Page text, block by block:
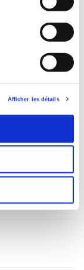
Afficher les détails
gouvernement